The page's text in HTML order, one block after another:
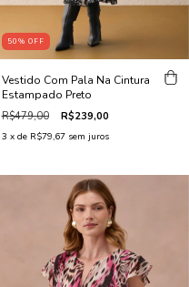
50% OFF
Vestido Com Pala Na Cintura
Estampado Preto
R$479,00 R$239,00
3 x de R$79,67 sem juros